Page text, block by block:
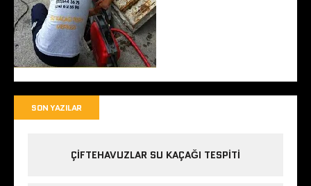
SON YAZILAR
ÇIFTEHAVUZLAR SU KAÇAĞI TESPITI